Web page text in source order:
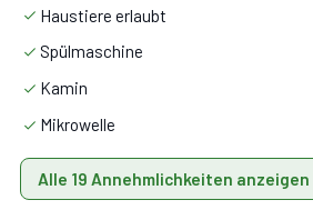
Haustiere erlaubt
Spülmaschine
Kamin
Mikrowelle
Alle 19 Annehmlichkeiten anzeigen